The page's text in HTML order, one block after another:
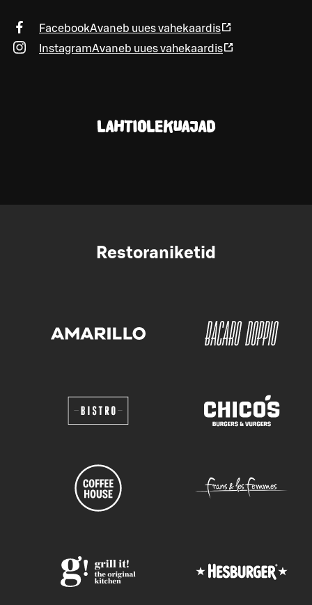
FacebookAvaneb uues vahekaardis
InstagramAvaneb uues vahekaardis
LAHTIOLEKUAJAD
Restoraniketid